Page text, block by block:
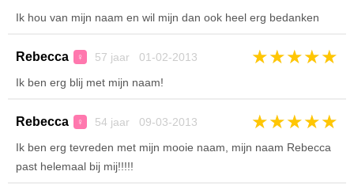
Ik hou van mijn naam en wil mijn dan ook heel erg bedanken
Rebecca ♀ 57 jaar 01-02-2013 ★★★★★
Ik ben erg blij met mijn naam!
Rebecca ♀ 54 jaar 09-03-2013 ★★★★★
Ik ben erg tevreden met mijn mooie naam, mijn naam Rebecca
past helemaal bij mij!!!!!